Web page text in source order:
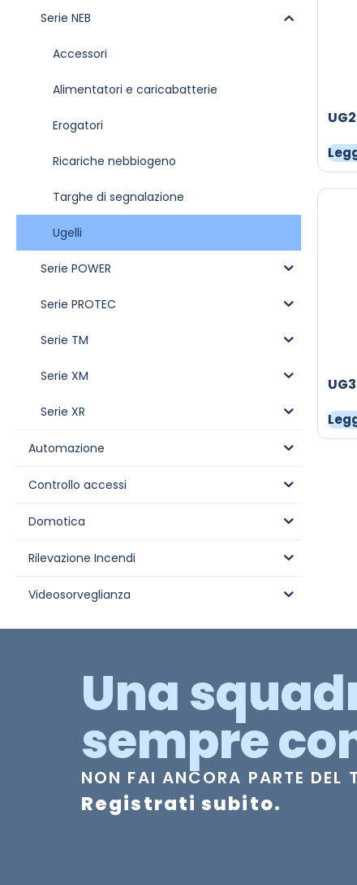
Serie NEB
Accessori
Alimentatori e caricabatterie
Erogatori
Ricariche nebbiogeno
Targhe di segnalazione
Ugelli
Serie POWER
Serie PROTEC
Serie TM
Serie XM
Serie XR
Automazione
Controllo accessi
Domotica
Rilevazione Incendi
Videosorveglianza
Una
sempre
NON FAI ANCORA PARTE DEL
Registrati subito.